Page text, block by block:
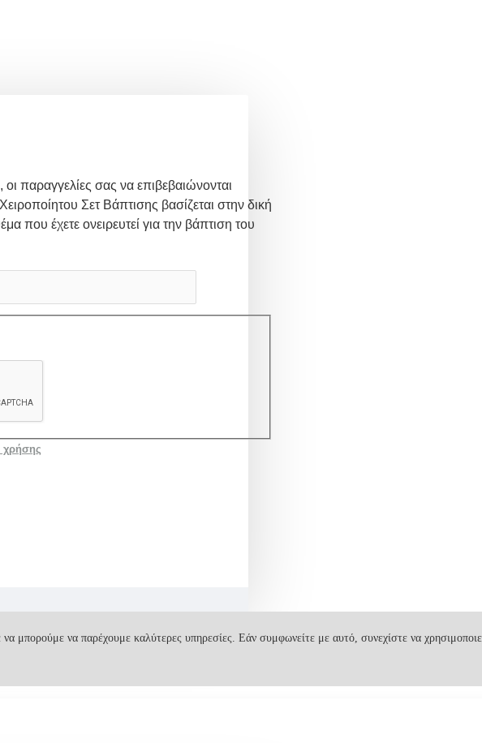
παραγγελίες σας να επιβεβαιώνονται
Σετ Βάπτισης βασίζεται στην δική
που έχετε ονειρευτεί για την βάπτιση του
χρήσης
μπορούμε να παρέχουμε καλύτερες υπηρεσίες. Εάν συμφωνείτε με αυτό, συνεχίστε να